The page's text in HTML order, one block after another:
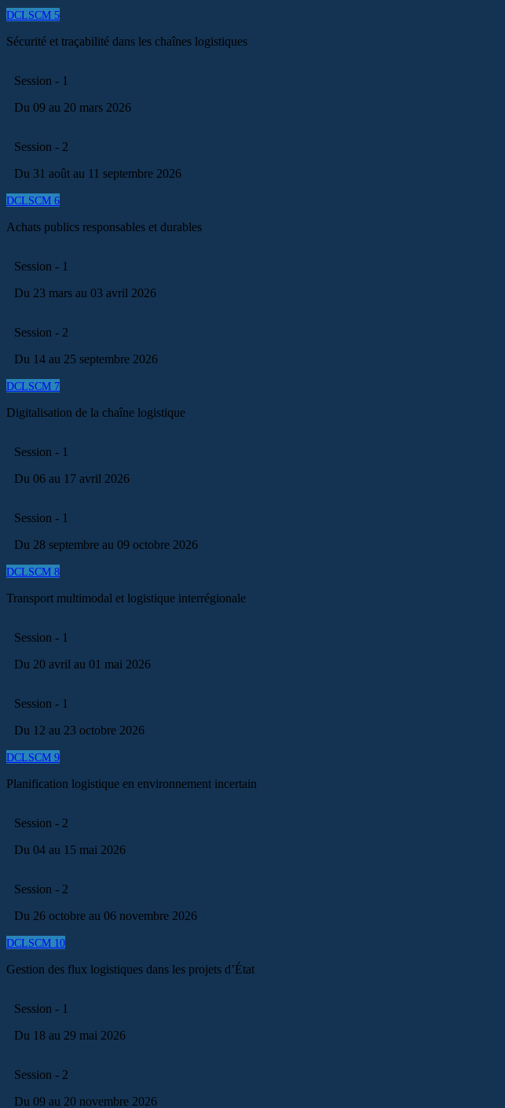
DCLSCM 5
Sécurité et traçabilité dans les chaînes logistiques
Session - 1
Du 09 au 20 mars 2026
Session - 2
Du 31 août au 11 septembre 2026
DCLSCM 6
Achats publics responsables et durables
Session - 1
Du 23 mars au 03 avril 2026
Session - 2
Du 14 au 25 septembre 2026
DCLSCM 7
Digitalisation de la chaîne logistique
Session - 1
Du 06 au 17 avril 2026
Session - 1
Du 28 septembre au 09 octobre 2026
DCLSCM 8
Transport multimodal et logistique interrégionale
Session - 1
Du 20 avril au 01 mai 2026
Session - 1
Du 12 au 23 octobre 2026
DCLSCM 9
Planification logistique en environnement incertain
Session - 2
Du 04 au 15 mai 2026
Session - 2
Du 26 octobre au 06 novembre 2026
DCLSCM 10
Gestion des flux logistiques dans les projets d’État
Session - 1
Du 18 au 29 mai 2026
Session - 2
Du 09 au 20 novembre 2026